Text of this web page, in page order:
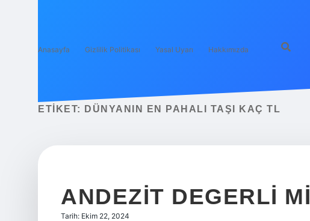
Anasayfa Gizlilik Politikası Yasal Uyarı Hakkımızda
ETIKET: DÜNYANIN EN PAHALI TAŞI KAÇ TL
ANDEZIT DEGERLI MI
Tarih: Ekim 22, 2024